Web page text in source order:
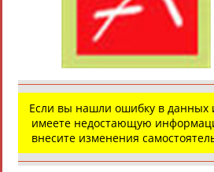
СВОДНЫЕ ИНДЕКСЫ
ТАБЛО АКТИВНОСТИ
РЕСУРСНАЯ ПЛОЩАДКА
Всероссийские
Если вы нашли ошибку в данных
имеете недостающую
внесите изменения